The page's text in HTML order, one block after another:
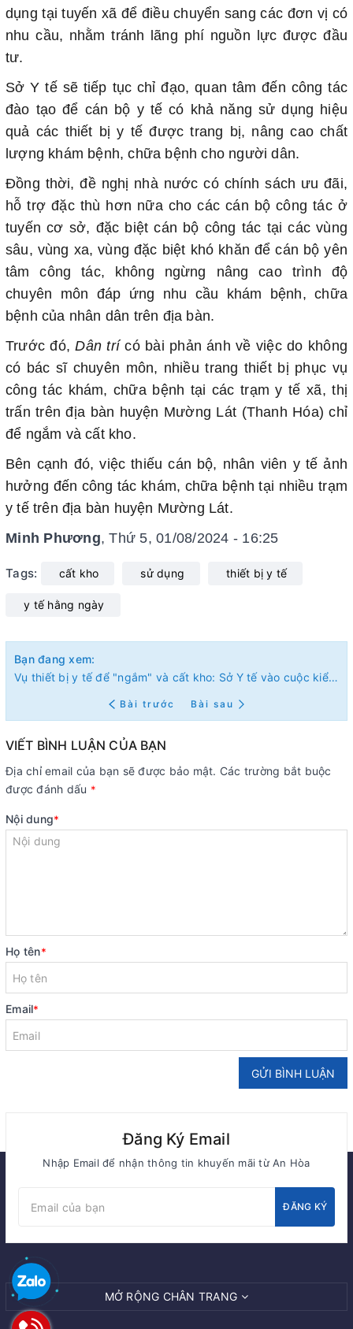
dụng tại tuyến xã để điều chuyển sang các đơn vị có
nhu cầu, nhằm tránh lãng phí nguồn lực được đầu
tư.
Sở Y tế sẽ tiếp tục chỉ đạo, quan tâm đến công tác
đào tạo để cán bộ y tế có khả năng sử dụng hiệu
quả các thiết bị y tế được trang bị, nâng cao chất
lượng khám bệnh, chữa bệnh cho người dân.
Đồng thời, đề nghị nhà nước có chính sách ưu đãi,
hỗ trợ đặc thù hơn nữa cho các cán bộ công tác ở
tuyến cơ sở, đặc biệt cán bộ công tác tại các vùng
sâu, vùng xa, vùng đặc biệt khó khăn để cán bộ yên
tâm công tác, không ngừng nâng cao trình độ
chuyên môn đáp ứng nhu cầu khám bệnh, chữa
bệnh của nhân dân trên địa bàn.
Trước đó,Dân trícó bài phản ánh về việc do không
có bác sĩ chuyên môn, nhiều trang thiết bị phục vụ
công tác khám, chữa bệnh tại các trạm y tế xã, thị
trấn trên địa bàn huyện Mường Lát (Thanh Hóa) chỉ
để ngắm và cất kho.
Bên cạnh đó, việc thiếu cán bộ, nhân viên y tế ảnh
hưởng đến công tác khám, chữa bệnh tại nhiều trạm
y tế trên địa bàn huyện Mường Lát.
Minh Phương, Thứ 5, 01/08/2024 - 16:25
Tags: cất kho sử dụng thiết bị y tế
y tế hằng ngày
Bạn đang xem:
Vụ thiết bị y tế để "ngắm" và cất kho: Sở Y tế vào cuộc kiểm tra
Bài trước Bài sau
VIẾT BÌNH LUẬN CỦA BẠN
Địa chỉ email của bạn sẽ được bảo mật. Các trường bắt buộc
được đánh dấu *
Nội dung*
Họ tên*
Email*
GỬI BÌNH LUẬN
Đăng Ký Email
Nhập Email để nhận thông tin khuyến mãi từ An Hòa
ĐĂNG KÝ
MỞ RỘNG CHÂN TRANG